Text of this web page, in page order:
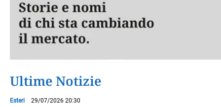
Ultime Notizie
Esteri 29/07/2026 20:30